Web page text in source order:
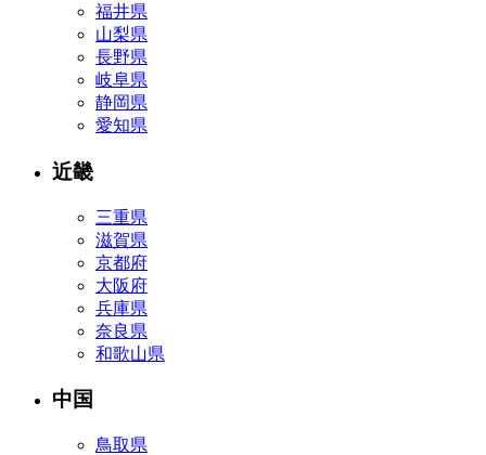
福井県
山梨県
長野県
岐阜県
静岡県
愛知県
近畿
三重県
滋賀県
京都府
大阪府
兵庫県
奈良県
和歌山県
中国
鳥取県